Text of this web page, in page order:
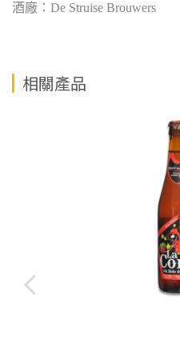
酒廠：De Struise Brouwers
相關產品